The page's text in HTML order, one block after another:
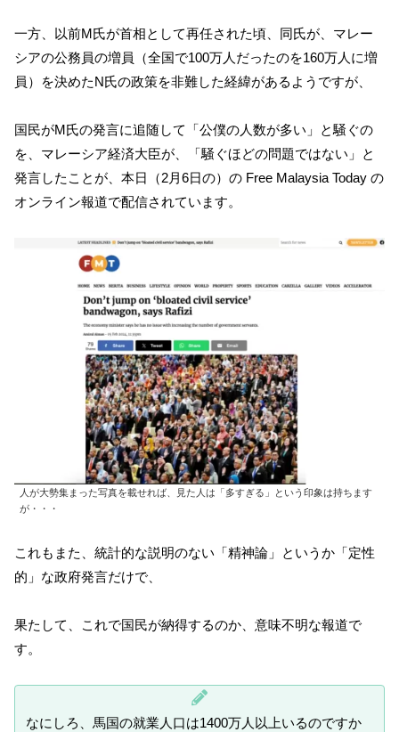
一方、以前M氏が首相として再任された頃、同氏が、マレー
シアの公務員の増員（全国で100万人だったのを160万人に増
員）を決めたN氏の政策を非難した経緯があるようですが、
国民がM氏の発言に追随して「公僕の人数が多い」と騒ぐの
を、マレーシア経済大臣が、「騒ぐほどの問題ではない」と
発言したことが、本日（2月6日の）の Free Malaysia Today の
オンライン報道で配信されています。
人が大勢集まった写真を載せれば、見た人は「多すぎる」という印象は持ちます
が・・・
これもまた、統計的な説明のない「精神論」というか「定性
的」な政府発言だけで、
果たして、これで国民が納得するのか、意味不明な報道で
す。
なにしろ、馬国の就業人口は1400万人以上いるのですか